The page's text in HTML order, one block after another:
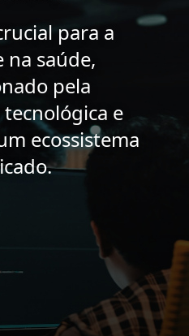
para a
na saúde,
pela
e
ecossistema